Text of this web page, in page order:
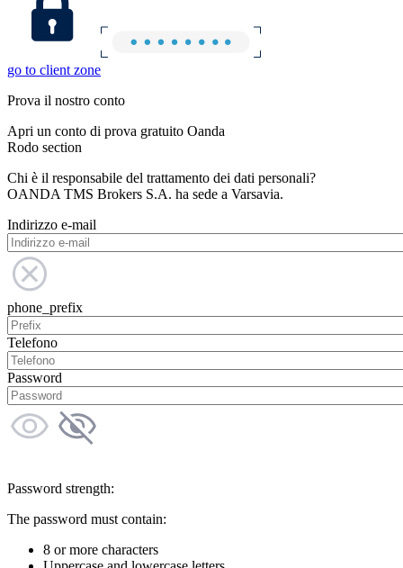
go to client zone
Prova il nostro conto
Apri un conto di prova gratuito Oanda
Rodo section
Chi è il responsabile del trattamento dei dati personali?
OANDA TMS Brokers S.A. ha sede a Varsavia.
Indirizzo e-mail
phone_prefix
Telefono
Password
Password strength:
The password must contain:
8 or more characters